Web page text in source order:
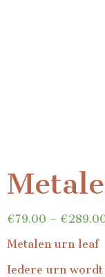
€79.00 – €
Metalen urn leaf
Iedere urn wordt